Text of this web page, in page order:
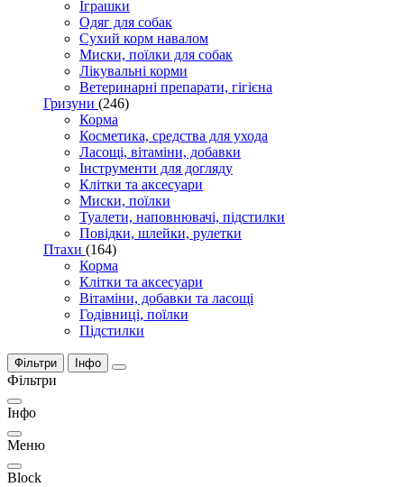
Іграшки
Одяг для собак
Сухий корм навалом
Миски, поїлки для собак
Лікувальні корми
Ветеринарні препарати, гігієна
Гризуни (246)
Корма
Косметика, средства для ухода
Ласощі, вітаміни, добавки
Інструменти для догляду
Клітки та аксесуари
Миски, поїлки
Туалети, наповнювачі, підстилки
Повідки, шлейки, рулетки
Птахи (164)
Корма
Клітки та аксесуари
Вітаміни, добавки та ласощі
Годівниці, поїлки
Підстилки
Фільтри Інфо
Фільтри
Інфо
Меню
Block